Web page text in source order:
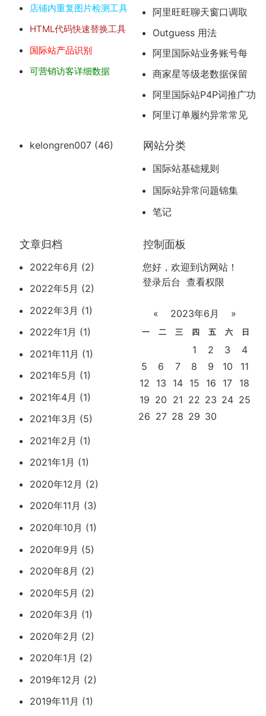
店铺内重复图片检测工具
HTML代码快速替换工具
国际站产品识别
可营销访客详细数据
如何恢复
阿里旺旺聊天窗口调取
代码（备用）
Outguess 用法
阿里国际站业务账号每
天要关注的后台页面
商家星等级老数据保留
阿里国际站P4P词推广功
能升级保留信息
阿里订单履约异常常见
kelongren007(46) 网站分类
国际站基础规则
国际站异常问题锦集
笔记
文章归档
2022年6月 (2)
2022年5月 (2)
2022年3月 (1)
2022年1月 (1)
2021年11月 (1)
2021年5月 (1)
2021年4月 (1)
2021年3月 (5)
2021年2月 (1)
2021年1月 (1)
2020年12月 (2)
2020年11月 (3)
2020年10月 (1)
2020年9月 (5)
2020年8月 (2)
2020年5月 (2)
2020年3月 (1)
2020年2月 (2)
2020年1月 (2)
2019年12月 (2)
2019年11月 (1)
控制面板
您好，欢迎到访网站！
登录后台 查看权限
« 2023年6月 »
一 二 三 四 五 六 日
1 2 3
4
5
6 7 8 9 10
11
12
13 14 15 16 17
18
19 20 21 22 23 24 25
26 27 28 29 30